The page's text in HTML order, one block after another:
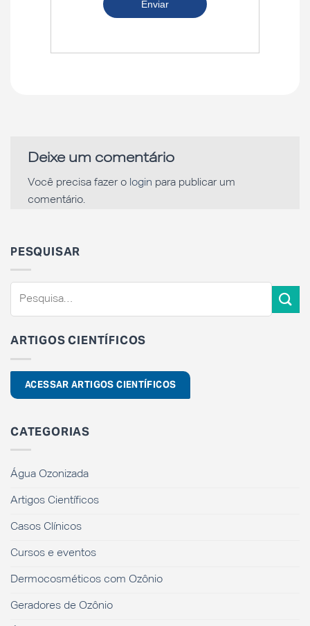
Deixe um comentário
Você precisa fazer o login para publicar um
comentário.
PESQUISAR
ARTIGOS CIENTÍFICOS
ACESSAR ARTIGOS CIENTÍFICOS
CATEGORIAS
Água Ozonizada
Artigos Científicos
Casos Clínicos
Cursos e eventos
Dermocosméticos com Ozônio
Geradores de Ozônio